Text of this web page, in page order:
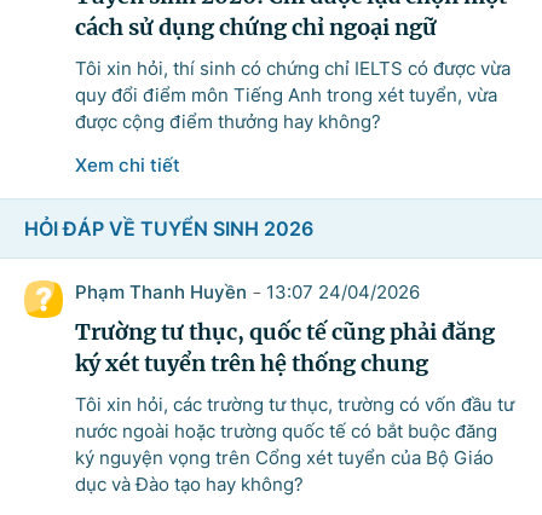
Danh sách câu hỏi
Câu hỏi xem nhiều nhất
Câu hỏi chờ trả lời
Hỏi đáp về quyền sử dụng đất
Hỏi đáp về tuyển sinh 2026
Câu hỏi thường gặp về đấu thầu
cách sử dụng chứng chỉ ngoại ngữ
Tôi xin hỏi, thí sinh có chứng chỉ IELTS có được vừa
quy đổi điểm môn Tiếng Anh trong xét tuyển, vừa
được cộng điểm thưởng hay không?
Xem chi tiết
HỎI ĐÁP VỀ TUYỂN SINH 2026
Phạm Thanh Huyền - 13:07 24/04/2026
Trường tư thục, quốc tế cũng phải đăng
ký xét tuyển trên hệ thống chung
Tôi xin hỏi, các trường tư thục, trường có vốn đầu tư
nước ngoài hoặc trường quốc tế có bắt buộc đăng
ký nguyện vọng trên Cổng xét tuyển của Bộ Giáo
dục và Đào tạo hay không?